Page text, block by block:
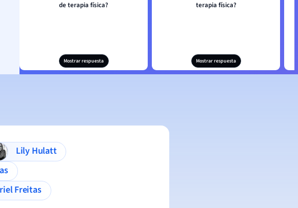
de terapia física?
Mostrar respuesta
terapia física?
Mostrar respuesta
Lily Hulatt
Freitas